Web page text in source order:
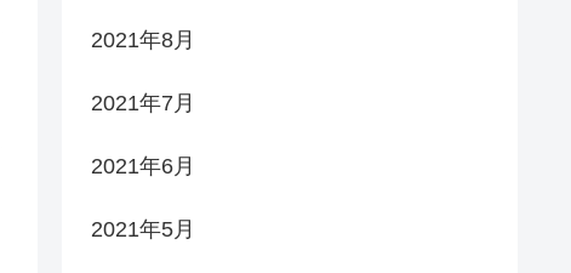
2021年8月
2021年7月
2021年6月
2021年5月